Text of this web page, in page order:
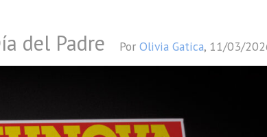
del Padre Por Olivia Gatica, 11/03/